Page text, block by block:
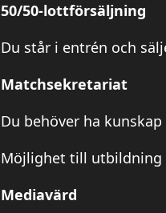
50/50-lottförsäljning
Du står i entrén och
Matchsekretariat
Du behöver ha
Möjlighet till utbildning
Mediavärd